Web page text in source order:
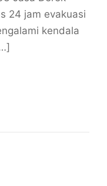
24 jam evakuasi
kendala